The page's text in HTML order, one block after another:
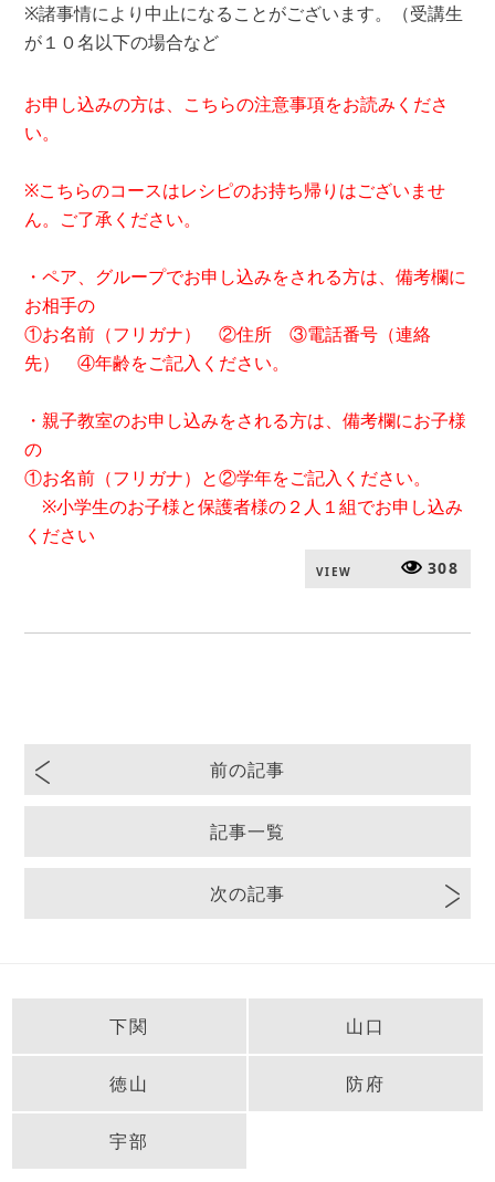
※諸事情により中止になることがございます。（受講生
が１０名以下の場合など
お申し込みの方は、こちらの注意事項をお読みくださ
い。
※こちらのコースはレシピのお持ち帰りはございませ
ん。ご了承ください。
・ペア、グループでお申し込みをされる方は、備考欄に
お相手の
①お名前（フリガナ） ②住所 ③電話番号（連絡
先） ④年齢をご記入ください。
・親子教室のお申し込みをされる方は、備考欄にお子様
の
①お名前（フリガナ）と②学年をご記入ください。
※小学生のお子様と保護者様の２人１組でお申し込み
ください
VIEW 308
前の記事
記事一覧
次の記事
下関 山口
徳山 防府
宇部